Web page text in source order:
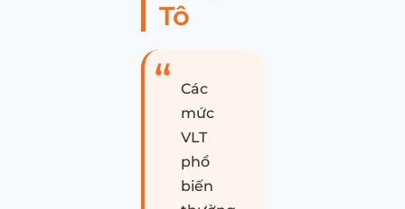
Tô
Các
mức
VLT
phổ
biến